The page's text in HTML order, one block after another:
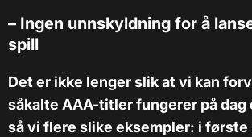
– Ingen unnskyldning for å
spill
Det er ikke lenger slik at vi kan
såkalte AAA-titler fungerer på dag
så vi flere slike eksempler: i første